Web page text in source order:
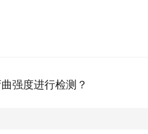
强度进行检测？